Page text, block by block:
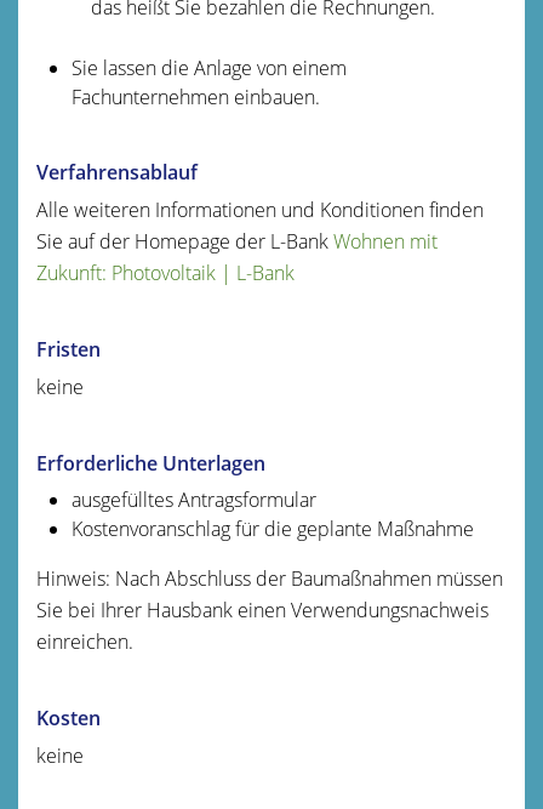
das heißt Sie bezahlen die Rechnungen.
Sie lassen die Anlage von einem
Fachunternehmen einbauen.
Verfahrensablauf
Alle weiteren Informationen und Konditionen finden
Sie auf der Homepage der L-BankWohnen mit
Zukunft: Photovoltaik | L-Bank
Fristen
keine
Erforderliche Unterlagen
ausgefülltes Antragsformular
Kostenvoranschlag für die geplante Maßnahme
Hinweis: Nach Abschluss der Baumaßnahmen müssen
Sie bei Ihrer Hausbank einen Verwendungsnachweis
einreichen.
Kosten
keine